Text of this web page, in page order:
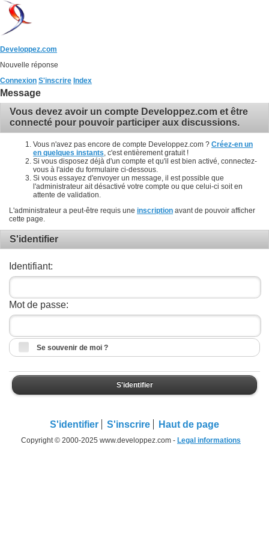
Developpez.com
Nouvelle réponse
Connexion S'inscrire Index
Message
Vous devez avoir un compte Developpez.com et être
connecté pour pouvoir participer aux discussions.
Vous n'avez pas encore de compte Developpez.com ? Créez-en un
en quelques instants , c'est entièrement gratuit !
Si vous disposez déjà d'un compte et qu'il est bien activé, connectez-
vous à l'aide du formulaire ci-dessous.
Si vous essayez d'envoyer un message, il est possible que
l'administrateur ait désactivé votre compte ou que celui-ci soit en
attente de validation.
L'administrateur a peut-être requis une inscription avant de pouvoir afficher
cette page.
S'identifier
Identifiant:
Mot de passe:
Se souvenir de moi ?
S'identifier
S'identifier S'inscrire Haut de page
Copyright © 2000-2025 www.developpez.com - Legal informations